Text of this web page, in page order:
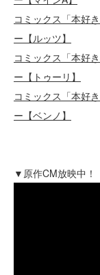
コミックス「本好
ー【ルッツ】
コミックス「本好
ー【トゥーリ】
コミックス「本好
ー【ベンノ】
▼原作CM放映中！